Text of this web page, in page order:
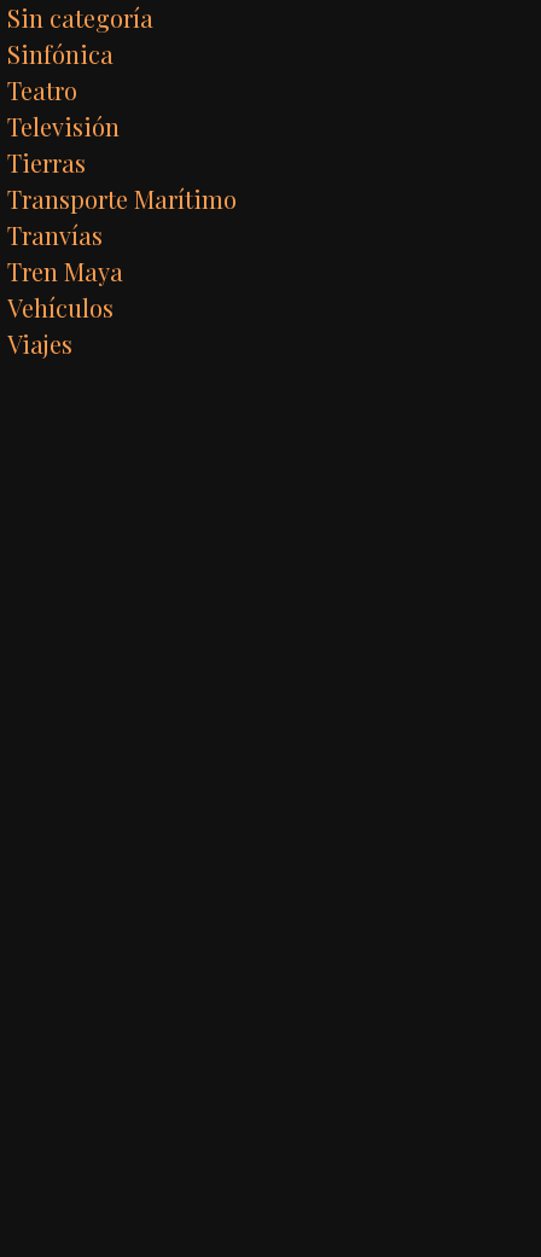
Sin categoría
Sinfónica
Teatro
Televisión
Tierras
Transporte Marítimo
Tranvías
Tren Maya
Vehículos
Viajes